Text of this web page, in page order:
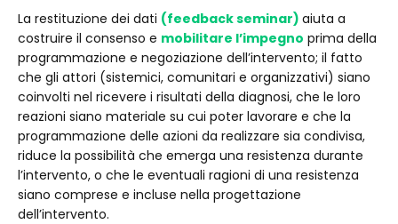
La restituzione dei dati (feedback seminar) aiuta a
costruire il consenso e mobilitare l’impegno prima della
programmazione e negoziazione dell’intervento; il fatto
che gli attori (sistemici, comunitari e organizzativi) siano
coinvolti nel ricevere i risultati della diagnosi, che le loro
reazioni siano materiale su cui poter lavorare e che la
programmazione delle azioni da realizzare sia condivisa,
riduce la possibilità che emerga una resistenza durante
l’intervento, o che le eventuali ragioni di una resistenza
siano comprese e incluse nella progettazione
dell’intervento.